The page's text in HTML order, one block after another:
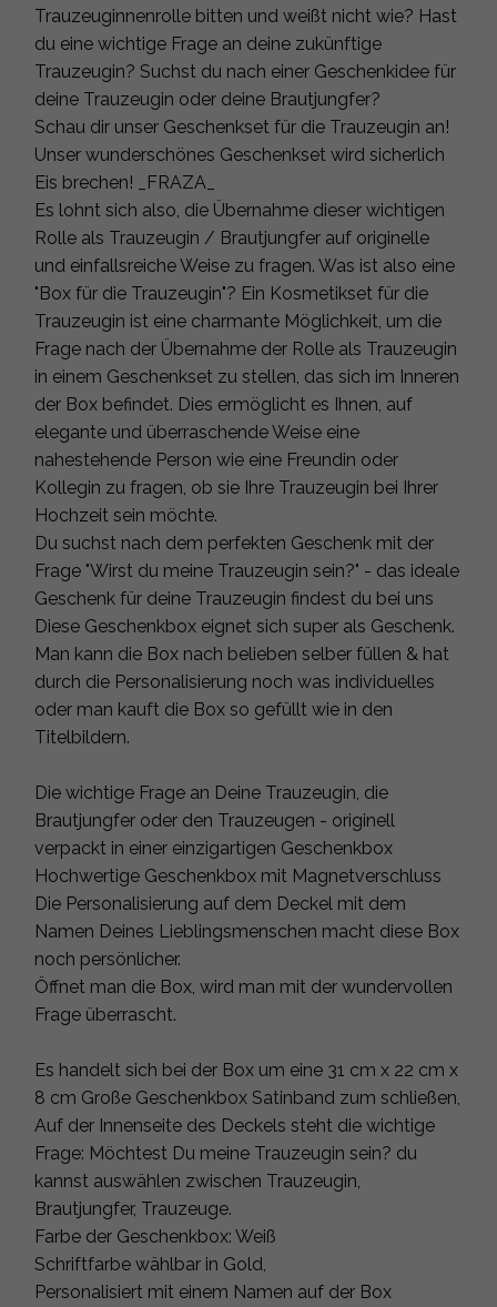
Trauzeuginnenrolle bitten und weißt nicht wie? Hast
du eine wichtige Frage an deine zukünftige
Trauzeugin? Suchst du nach einer Geschenkidee für
deine Trauzeugin oder deine Brautjungfer?
Schau dir unser Geschenkset für die Trauzeugin an!
Unser wunderschönes Geschenkset wird sicherlich
Eis brechen! _FRAZA_
Es lohnt sich also, die Übernahme dieser wichtigen
Rolle als Trauzeugin / Brautjungfer auf originelle
und einfallsreiche Weise zu fragen. Was ist also eine
"Box für die Trauzeugin"? Ein Kosmetikset für die
Trauzeugin ist eine charmante Möglichkeit, um die
Frage nach der Übernahme der Rolle als Trauzeugin
in einem Geschenkset zu stellen, das sich im Inneren
der Box befindet. Dies ermöglicht es Ihnen, auf
elegante und überraschende Weise eine
nahestehende Person wie eine Freundin oder
Kollegin zu fragen, ob sie Ihre Trauzeugin bei Ihrer
Hochzeit sein möchte.
Du suchst nach dem perfekten Geschenk mit der
Frage "Wirst du meine Trauzeugin sein?" - das ideale
Geschenk für deine Trauzeugin findest du bei uns
Diese Geschenkbox eignet sich super als Geschenk.
Man kann die Box nach belieben selber füllen & hat
durch die Personalisierung noch was individuelles
oder man kauft die Box so gefüllt wie in den
Titelbildern.
Die wichtige Frage an Deine Trauzeugin, die
Brautjungfer oder den Trauzeugen - originell
verpackt in einer einzigartigen Geschenkbox
Hochwertige Geschenkbox mit Magnetverschluss
Die Personalisierung auf dem Deckel mit dem
Namen Deines Lieblingsmenschen macht diese Box
noch persönlicher.
Öffnet man die Box, wird man mit der wundervollen
Frage überrascht.
Es handelt sich bei der Box um eine 31 cm x 22 cm x
8 cm Große Geschenkbox Satinband zum schließen,
Auf der Innenseite des Deckels steht die wichtige
Frage: Möchtest Du meine Trauzeugin sein? du
kannst auswählen zwischen Trauzeugin,
Brautjungfer, Trauzeuge.
Farbe der Geschenkbox: Weiß
Schriftfarbe wählbar in Gold,
Personalisiert mit einem Namen auf der Box